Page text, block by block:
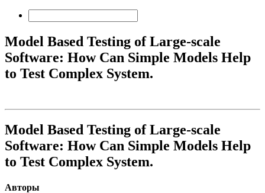
Model Based Testing of Large-scale
Software: How Can Simple Models Help
to Test Complex System.
Model Based Testing of Large-scale
Software: How Can Simple Models Help
to Test Complex System.
Авторы